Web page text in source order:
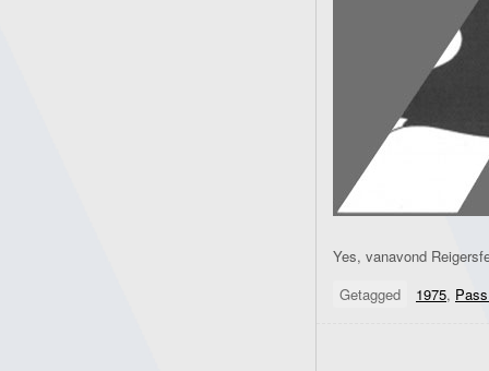
Yes, vanavond
Getagged
1975,